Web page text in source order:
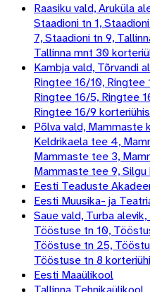
Raasiku vald, Aruküla
Staadioni tn 1,
7, Staadioni tn 9,
Tallinna mnt 30
Kambja vald, Tõrvandi
Ringtee 16/10,
Ringtee 16/5, Ringtee
Ringtee 16/9
Põlva vald, Mammaste
Keldrikaela tee 4,
Mammaste tee 3,
Mammaste tee 9,
Eesti Teaduste
Eesti Muusika- ja
Saue vald, Turba
Tööstuse tn 10,
Tööstuse tn 25,
Tööstuse tn 8
Eesti Maaülikool